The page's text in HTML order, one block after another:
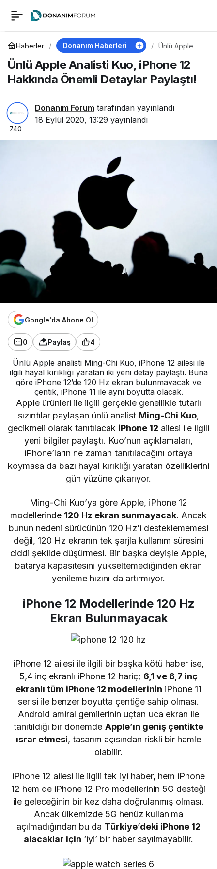
Haberler Donanım Haberleri
Ünlü Apple
iPhone 12
Hakkında
Önemli
Detaylar
Paylaştı!
Ünlü Apple Analisti Kuo, iPhone 12
Hakkında Önemli Detaylar Paylaştı!
Donanım Forum tarafından yayınlandı
18 Eylül 2020, 13:29 yayınlandı
740
Google'da Abone Ol
0 Paylaş 4
Ünlü Apple analisti Ming-Chi Kuo, iPhone 12 ailesi ile
ilgili hayal kırıklığı yaratan iki yeni detay paylaştı. Buna
göre iPhone 12’de 120 Hz ekran bulunmayacak ve
çentik, iPhone 11 ile aynı boyutta olacak.
Apple ürünleri ile ilgili gerçekle genellikle tutarlı
sızıntılar paylaşan ünlü analist Ming-Chi Kuo,
gecikmeli olarak tanıtılacak iPhone 12 ailesi ile ilgili
yeni bilgiler paylaştı. Kuo’nun açıklamaları,
iPhone’ların ne zaman tanıtılacağını ortaya
koymasa da bazı hayal kırıklığı yaratan özelliklerini
gün yüzüne çıkarıyor.
Ming-Chi Kuo’ya göre Apple, iPhone 12
modellerinde 120 Hz ekran sunmayacak. Ancak
bunun nedeni sürücünün 120 Hz’i desteklememesi
değil, 120 Hz ekranın tek şarjla kullanım süresini
ciddi şekilde düşürmesi. Bir başka deyişle Apple,
batarya kapasitesini yükseltemediğinden ekran
yenileme hızını da artırmıyor.
iPhone 12 Modellerinde 120 Hz
Ekran Bulunmayacak
iPhone 12 ailesi ile ilgili bir başka kötü haber ise,
5,4 inç ekranlı iPhone 12 hariç; 6,1 ve 6,7 inç
ekranlı tüm iPhone 12 modellerinin iPhone 11
serisi ile benzer boyutta çentiğe sahip olması.
Android amiral gemilerinin uçtan uca ekran ile
tanıtıldığı bir dönemde Apple’ın geniş çentikte
ısrar etmesi, tasarım açısından riskli bir hamle
olabilir.
iPhone 12 ailesi ile ilgili tek iyi haber, hem iPhone
12 hem de iPhone 12 Pro modellerinin 5G desteği
ile geleceğinin bir kez daha doğrulanmış olması.
Ancak ülkemizde 5G henüz kullanıma
açılmadığından bu da Türkiye’deki iPhone 12
alacaklar için ‘iyi’ bir haber sayılmayabilir.
Ünlü Apple Analisti
Kuo, iPhone 12
Hakkında Önemli
Detaylar Paylaştı!